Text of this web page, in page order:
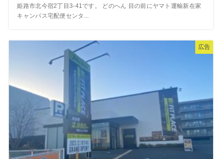
姫路市北今宿2丁目3-41です。 どのへん 目の前にヤマト運輸新在家
キャンパス宅配便センタ...
広告